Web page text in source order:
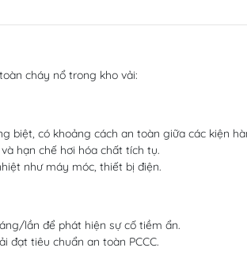
cháy nổ trong kho vải:
biệt, có khoảng cách an toàn giữa các kiện
hạn chế hơi hóa chất tích tụ.
như máy móc, thiết bị điện.
lần để phát hiện sự cố tiềm ẩn.
đạt tiêu chuẩn an toàn PCCC.